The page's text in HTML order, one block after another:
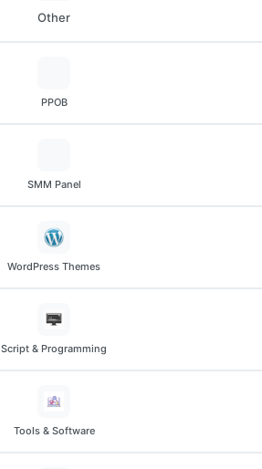
Other
PPOB
SMM Panel
WordPress Themes
Script & Programming
Tools & Software